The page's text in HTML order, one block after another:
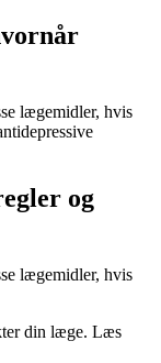
lægemidler, hvis
og
lægemidler, hvis
din læge. Læs